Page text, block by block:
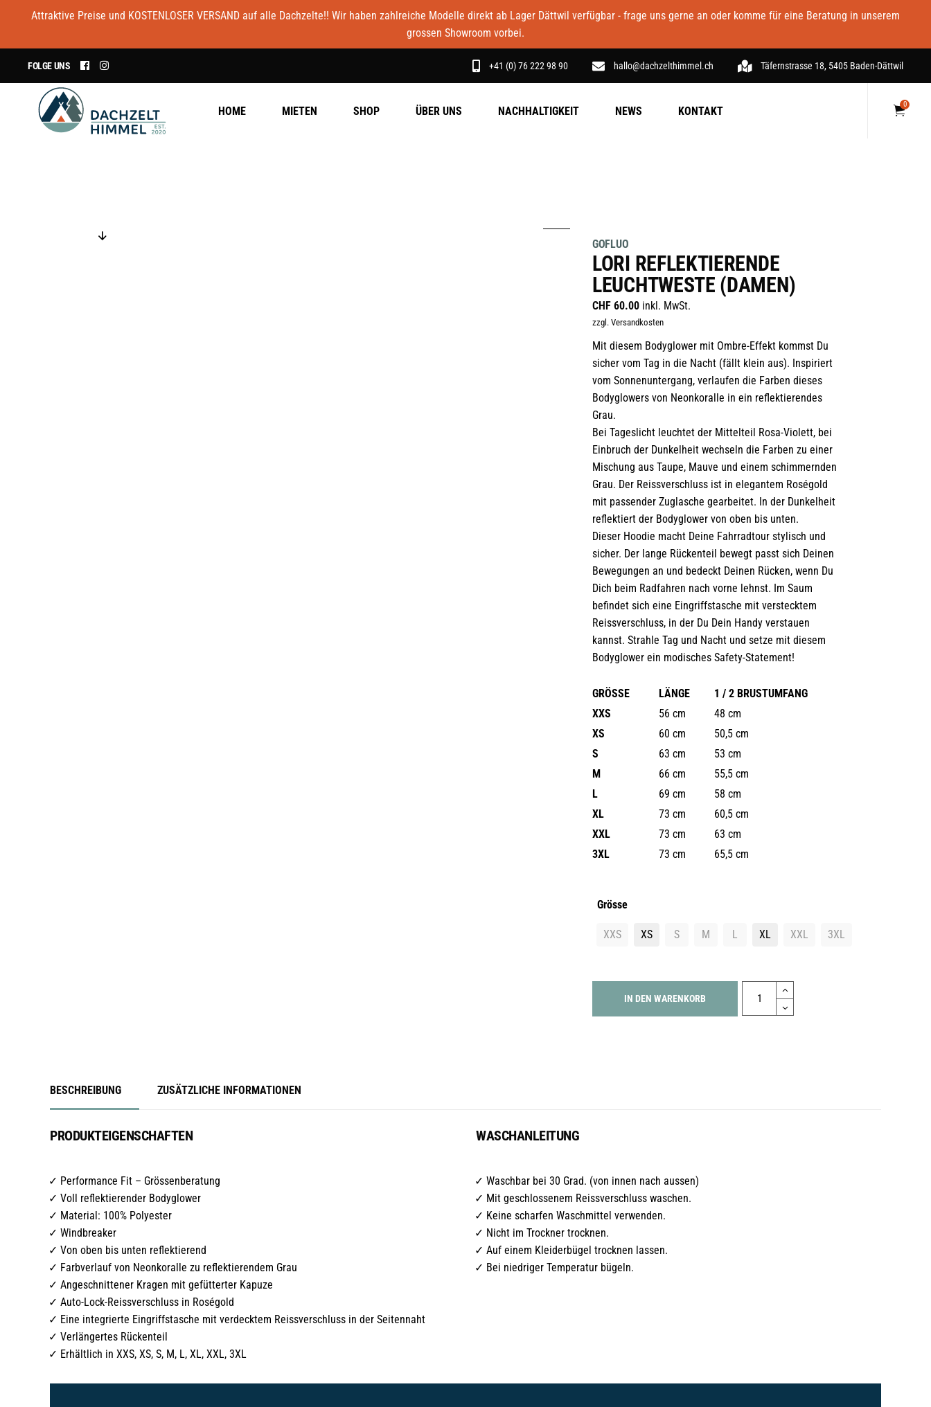
Attraktive Preise und KOSTENLOSER VERSAND auf alle Dachzelte!! Wir haben zahlreiche Modelle direkt ab Lager Dättwil verfügbar - frage uns gerne an oder komme für eine Beratung in unserem
grossen Showroom vorbei.
FOLGE UNS +41 (0) 76 222 98 90 hallo@dachzelthimmel.ch Täfernstrasse 18, 5405 Baden-Dättwil
HOME MIETEN SHOP ÜBER UNS NACHHALTIGKEIT NEWS KONTAKT 0
GOFLUO
LORI REFLEKTIERENDE
LEUCHTWESTE (DAMEN)
CHF 60.00 inkl. MwSt.
zzgl. Versandkosten
Mit diesem Bodyglower mit Ombre-Effekt kommst Du
sicher vom Tag in die Nacht (fällt klein aus). Inspiriert
vom Sonnenuntergang, verlaufen die Farben dieses
Bodyglowers von Neonkoralle in ein reflektierendes
Grau.
Bei Tageslicht leuchtet der Mittelteil Rosa-Violett, bei
Einbruch der Dunkelheit wechseln die Farben zu einer
Mischung aus Taupe, Mauve und einem schimmernden
Grau. Der Reissverschluss ist in elegantem Roségold
mit passender Zuglasche gearbeitet. In der Dunkelheit
reflektiert der Bodyglower von oben bis unten.
Dieser Hoodie macht Deine Fahrradtour stylisch und
sicher. Der lange Rückenteil bewegt passt sich Deinen
Bewegungen an und bedeckt Deinen Rücken, wenn Du
Dich beim Radfahren nach vorne lehnst. Im Saum
befindet sich eine Eingriffstasche mit verstecktem
Reissverschluss, in der Du Dein Handy verstauen
kannst. Strahle Tag und Nacht und setze mit diesem
Bodyglower ein modisches Safety-Statement!
GRÖSSE LÄNGE
1 / 2 BRUSTUMFANG
XXS
56 cm
48 cm
XS
60 cm
50,5 cm
S
63 cm
53 cm
M
66 cm
55,5 cm
L
69 cm
58 cm
XL
73 cm
60,5 cm
XXL
73 cm
63 cm
3XL
73 cm 65,5 cm
Grösse
XXS XS S M L XL XXL 3XL
IN DEN WARENKORB
BESCHREIBUNG ZUSÄTZLICHE INFORMATIONEN
PRODUKTEIGENSCHAFTEN
Performance Fit – Grössenberatung
Voll reflektierender Bodyglower
Material: 100% Polyester
Windbreaker
Von oben bis unten reflektierend
Farbverlauf von Neonkoralle zu reflektierendem Grau
Angeschnittener Kragen mit gefütterter Kapuze
Auto-Lock-Reissverschluss in Roségold
Eine integrierte Eingriffstasche mit verdecktem Reissverschluss in der Seitennaht
Verlängertes Rückenteil
Erhältlich in XXS, XS, S, M, L, XL, XXL, 3XL
WASCHANLEITUNG
Waschbar bei 30 Grad. (von innen nach aussen)
Mit geschlossenem Reissverschluss waschen.
Keine scharfen Waschmittel verwenden.
Nicht im Trockner trocknen.
Auf einem Kleiderbügel trocknen lassen.
Bei niedriger Temperatur bügeln.